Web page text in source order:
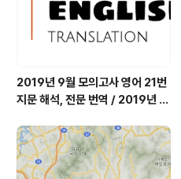
까르돈, kbs 인간극장
2019년 9월 모의고사 영어 21번
지문 해석, 전문 번역 / 2019년 9
역, 평가원 2019년 고3 9월 영어
영역 외국어영역 전문 해석, Engli
sh to Korean translation